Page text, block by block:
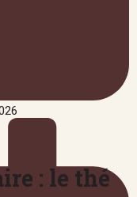
: le thé